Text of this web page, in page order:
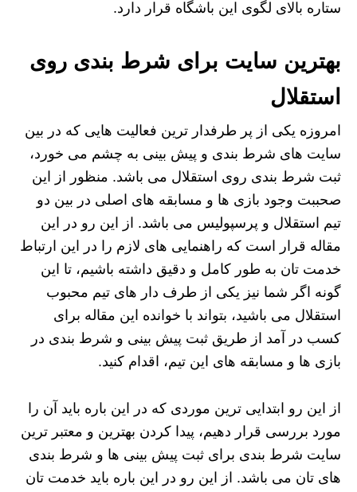
ستاره بالای لگوی این باشگاه قرار دارد.
بهترین سایت برای شرط بندی روی
استقلال
امروزه یکی از پر طرفدار ترین فعالیت هایی که در بین
سایت های شرط بندی و پیش بینی به چشم می خورد،
ثبت شرط بندی روی استقلال می باشد. منظور از این
صحببت وجود بازی ها و مسابقه های اصلی در بین دو
تیم استقلال و پرسپولیس می باشد. از این رو در این
مقاله قرار است که راهنمایی های لازم را در این ارتباط
خدمت تان به طور کامل و دقیق داشته باشیم، تا این
گونه اگر شما نیز یکی از طرف دار های تیم محبوب
استقلال می باشید، بتواند با خوانده این مقاله برای
کسب در آمد از طریق ثبت پیش بینی و شرط بندی در
بازی ها و مسابقه های این تیم، اقدام کنید.
از این رو ابتدایی ترین موردی که در این باره باید آن را
مورد بررسی قرار دهیم، پیدا کردن بهترین و معتبر ترین
سایت شرط بندی برای ثبت پیش بینی ها و شرط بندی
های تان می باشد. از این رو در این باره باید خدمت تان